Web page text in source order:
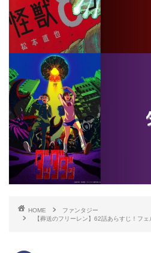
HOME
ファンタジー
【葬送のフリーレン】62話あらすじ！フ